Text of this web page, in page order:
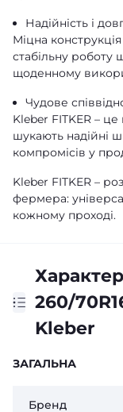
Надійність і
Міцна
стабільну роботу
щоденному
Чудове
Kleber FITKER –
шукають надійні
компромісів у
Kleber FITKER –
фермера:
кожному проході.
260/
Kleber
ЗАГАЛЬНА
Бренд